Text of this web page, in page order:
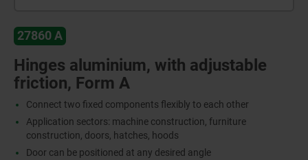
27860 A
Hinges aluminium, with adjustable
friction, Form A
Connect two fixed components flexibly to each other
Application sectors: machine construction, furniture
construction, doors, hatches, hoods
Door can be positioned at any desired angle